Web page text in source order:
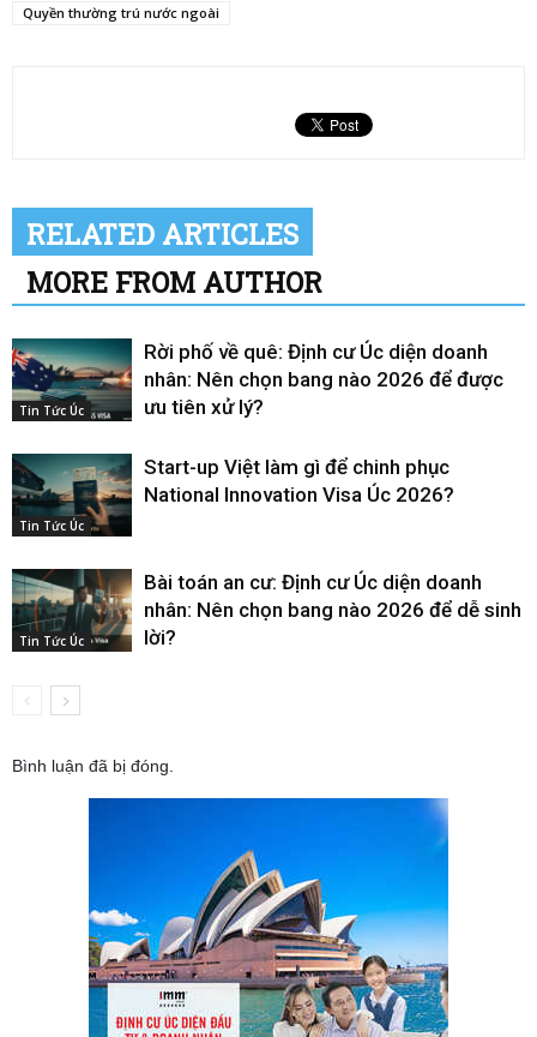
Quyền thường trú nước ngoài
RELATED ARTICLES
MORE FROM AUTHOR
Tin Tức Úc
Rời phố về quê: Định cư Úc diện doanh
nhân: Nên chọn bang nào 2026 để được
ưu tiên xử lý?
Tin Tức Úc
Start-up Việt làm gì để chinh phục
National Innovation Visa Úc 2026?
Tin Tức Úc
Bài toán an cư: Định cư Úc diện doanh
nhân: Nên chọn bang nào 2026 để dễ sinh
lời?
Bình luận đã bị đóng.